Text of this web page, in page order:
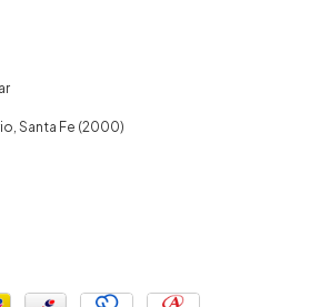
Santa Fe (2000)